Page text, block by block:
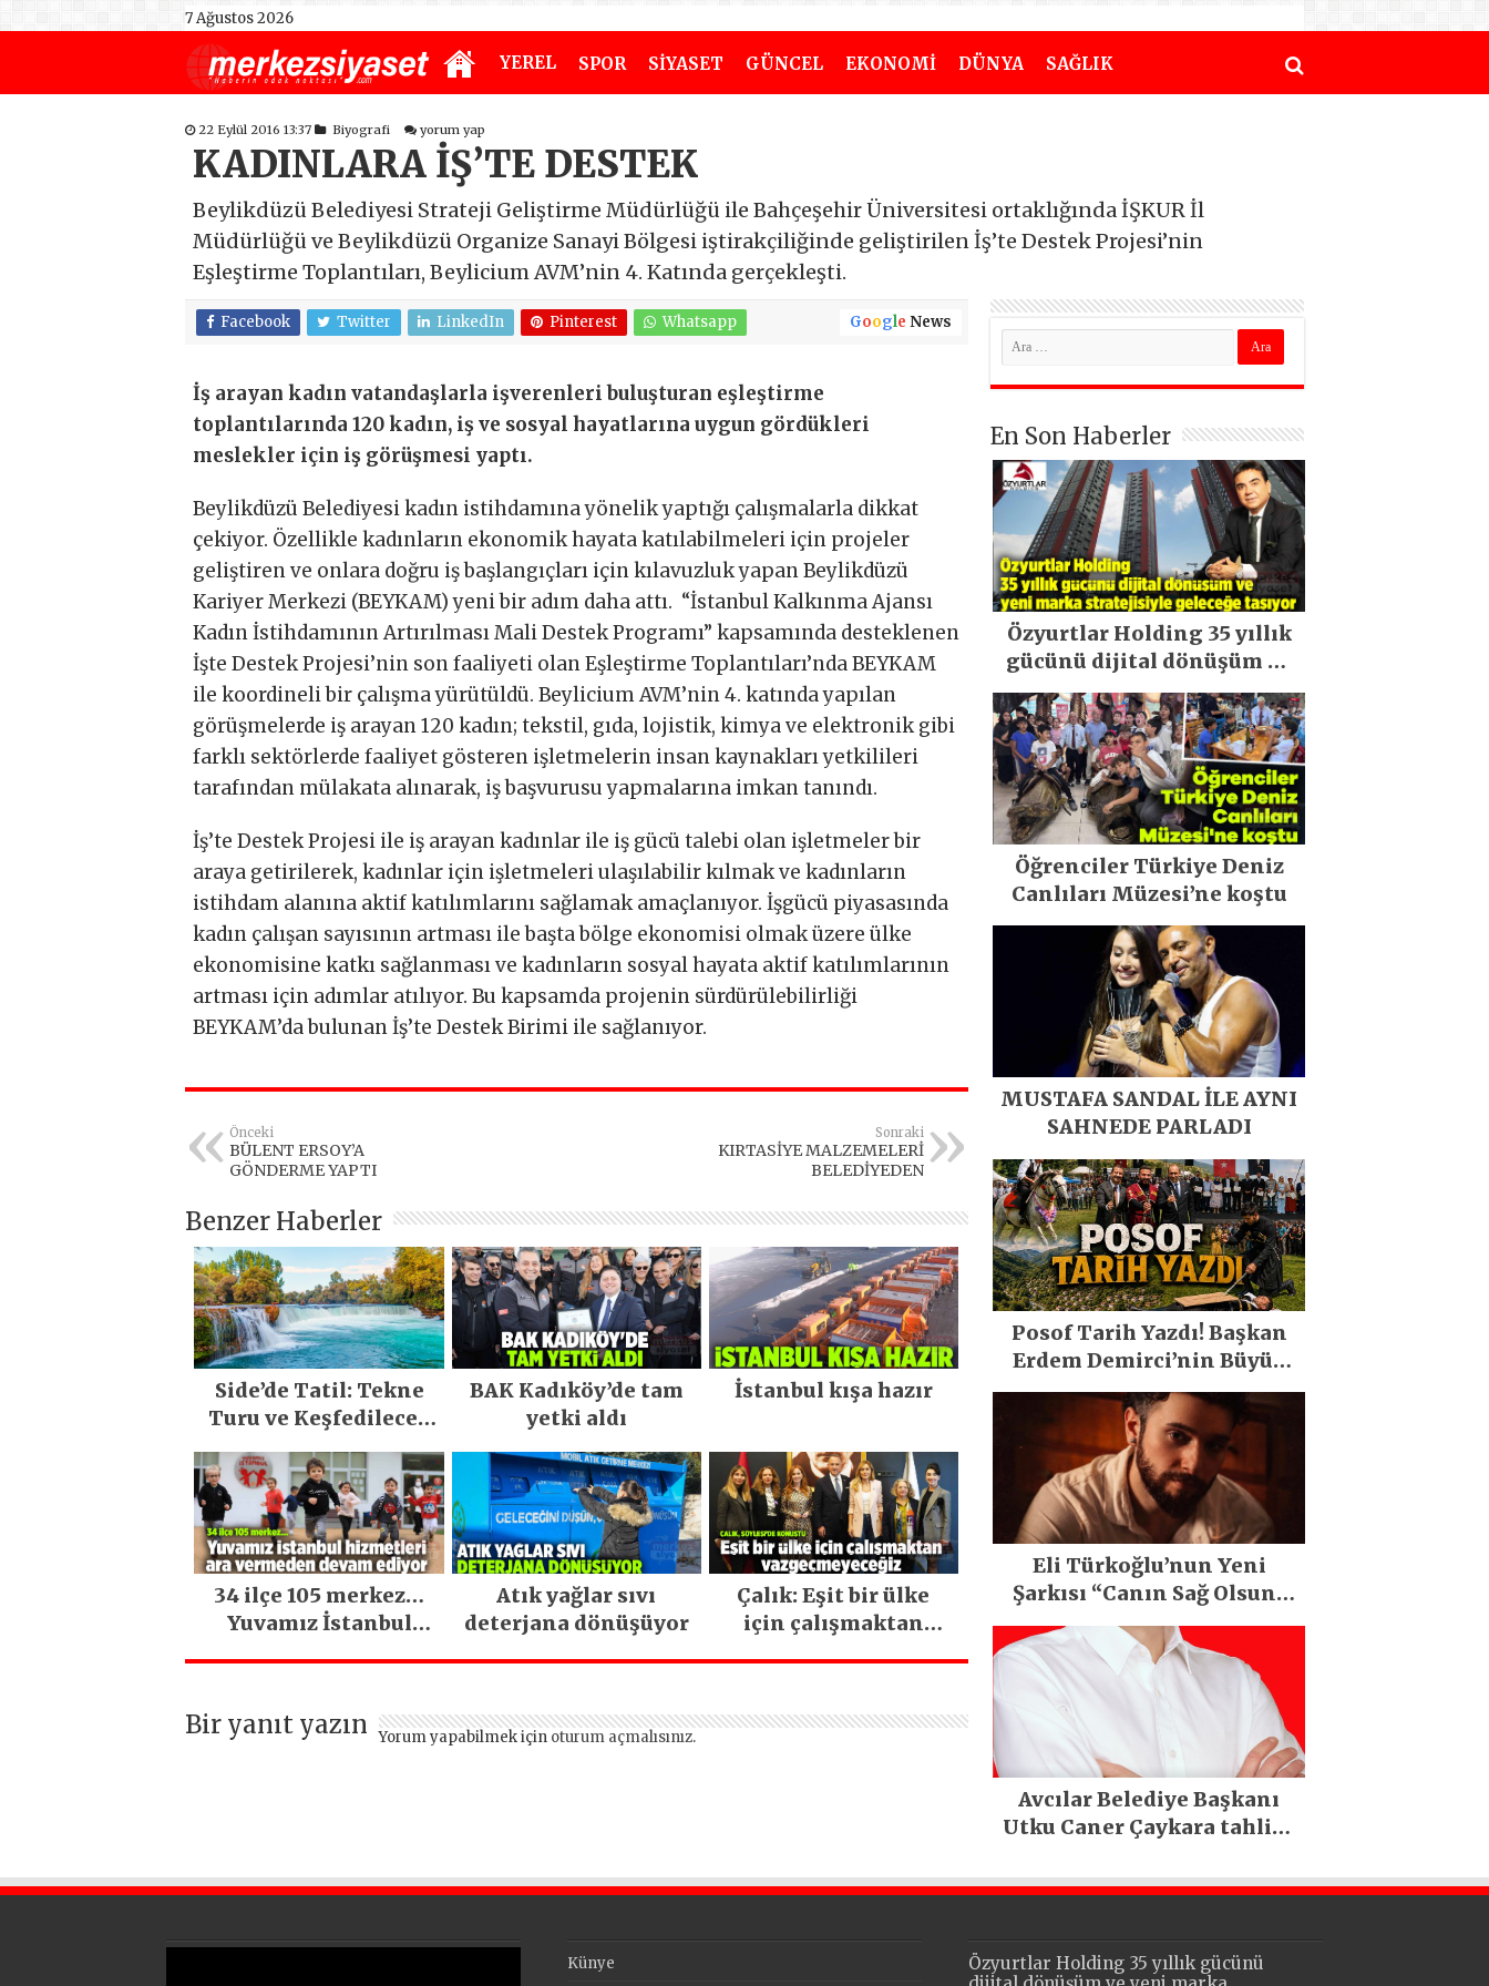
7 Ağustos 2026
YEREL SPOR SİYASET GÜNCEL EKONOMİ DÜNYA SAĞLIK
22 Eylül 2016 13:37 Biyografi yorum yap
KADINLARA İŞ’TE DESTEK
Beylikdüzü Belediyesi Strateji Geliştirme Müdürlüğü ile Bahçeşehir Üniversitesi ortaklığında İŞKUR İl
Müdürlüğü ve Beylikdüzü Organize Sanayi Bölgesi iştirakçiliğinde geliştirilen İş’te Destek Projesi’nin
Eşleştirme Toplantıları, Beylicium AVM’nin 4. Katında gerçekleşti.
Facebook Twitter LinkedIn Pinterest Whatsapp Google News
İş arayan kadın vatandaşlarla işverenleri buluşturan eşleştirme
toplantılarında 120 kadın, iş ve sosyal hayatlarına uygun gördükleri
meslekler için iş görüşmesi yaptı.
Beylikdüzü Belediyesi kadın istihdamına yönelik yaptığı çalışmalarla dikkat
çekiyor. Özellikle kadınların ekonomik hayata katılabilmeleri için projeler
geliştiren ve onlara doğru iş başlangıçları için kılavuzluk yapan Beylikdüzü
Kariyer Merkezi (BEYKAM) yeni bir adım daha attı. “İstanbul Kalkınma Ajansı
Kadın İstihdamının Artırılması Mali Destek Programı” kapsamında desteklenen
İşte Destek Projesi’nin son faaliyeti olan Eşleştirme Toplantıları’nda BEYKAM
ile koordineli bir çalışma yürütüldü. Beylicium AVM’nin 4. katında yapılan
görüşmelerde iş arayan 120 kadın; tekstil, gıda, lojistik, kimya ve elektronik gibi
farklı sektörlerde faaliyet gösteren işletmelerin insan kaynakları yetkilileri
tarafından mülakata alınarak, iş başvurusu yapmalarına imkan tanındı.
İş’te Destek Projesi ile iş arayan kadınlar ile iş gücü talebi olan işletmeler bir
araya getirilerek, kadınlar için işletmeleri ulaşılabilir kılmak ve kadınların
istihdam alanına aktif katılımlarını sağlamak amaçlanıyor. İşgücü piyasasında
kadın çalışan sayısının artması ile başta bölge ekonomisi olmak üzere ülke
ekonomisine katkı sağlanması ve kadınların sosyal hayata aktif katılımlarının
artması için adımlar atılıyor. Bu kapsamda projenin sürdürülebilirliği
BEYKAM’da bulunan İş’te Destek Birimi ile sağlanıyor.
Önceki
BÜLENT ERSOY’A
GÖNDERME YAPTI
Sonraki
KIRTASİYE MALZEMELERİ
BELEDİYEDEN
Benzer Haberler
Side’de Tatil: Tekne
Turu ve Keşfedilecek
BAK Kadıköy’de tam
yetki aldı
İstanbul kışa hazır
34 ilçe 105 merkez…
Yuvamız İstanbul
Atık yağlar sıvı
deterjana dönüşüyor
Çalık: Eşit bir ülke
için çalışmaktan
Bir yanıt yazın Yorum yapabilmek için oturum açmalısınız.
En Son Haberler
Özyurtlar Holding 35 yıllık
gücünü dijital dönüşüm ve
yeni marka stratejisiyle
geleceğe taşıyor
Öğrenciler Türkiye Deniz
Canlıları Müzesi’ne koştu
MUSTAFA SANDAL İLE AYNI
SAHNEDE PARLADI
Posof Tarih Yazdı! Başkan
Erdem Demirci’nin Büyük
Emeğiyle Son Yılların En
Büyük Festivali Gerçekleşti
Eli Türkoğlu’nun Yeni
Şarkısı “Canın Sağ Olsun”
Büyük İlgi Gördü!..
Avcılar Belediye Başkanı
Utku Caner Çaykara tahliye
Künye
Özyurtlar Holding 35 yıllık gücünü